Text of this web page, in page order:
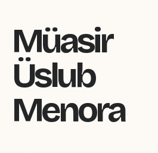
Müasir
Üslub
Menora